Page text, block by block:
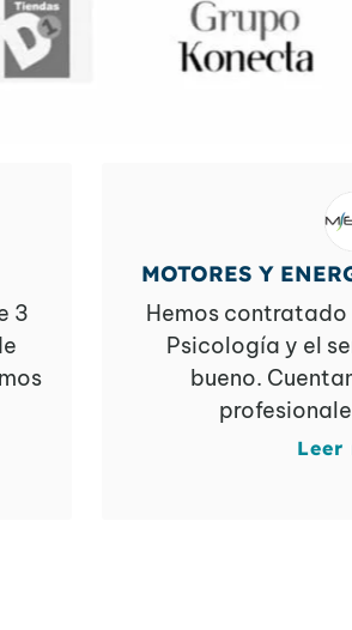
3
MOTORES Y
Hemos
Psicología y el
bueno.
Leer